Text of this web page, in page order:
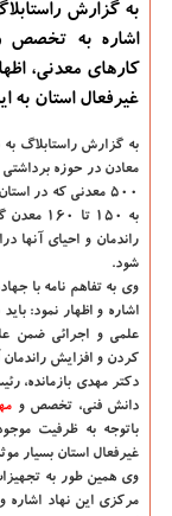
به گزارش
اشاره به تخصص
غیرفعال استان به
به گزارش راستابلاگ به
معادن در حوزه
۵۰۰ معدنی که در
به ۱۵۰
راندمان و احیای آنها
شود.
وی به تفاهم نامه با
اشاره و اظهار نمود:
علمی و اجرائی ضمن
کردن و افزایش راندمان
دکتر مهدی بازمانده،
دانش فنی، تخصص و
باتوجه به ظرفیت
غیرفعال استان بسیار
وی همین طور به
مرکزی این نهاد اشاره